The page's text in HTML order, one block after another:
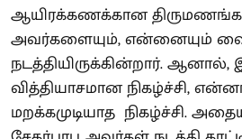
ஆயிரக்கணக்கான
அவர்களையும், என்னையும்
நடத்தியிருக்கின்றார். ஆனால்,
வித்தியாசமான நிகழ்ச்சி,
மறக்கமுடியாத நிகழ்ச்சி.